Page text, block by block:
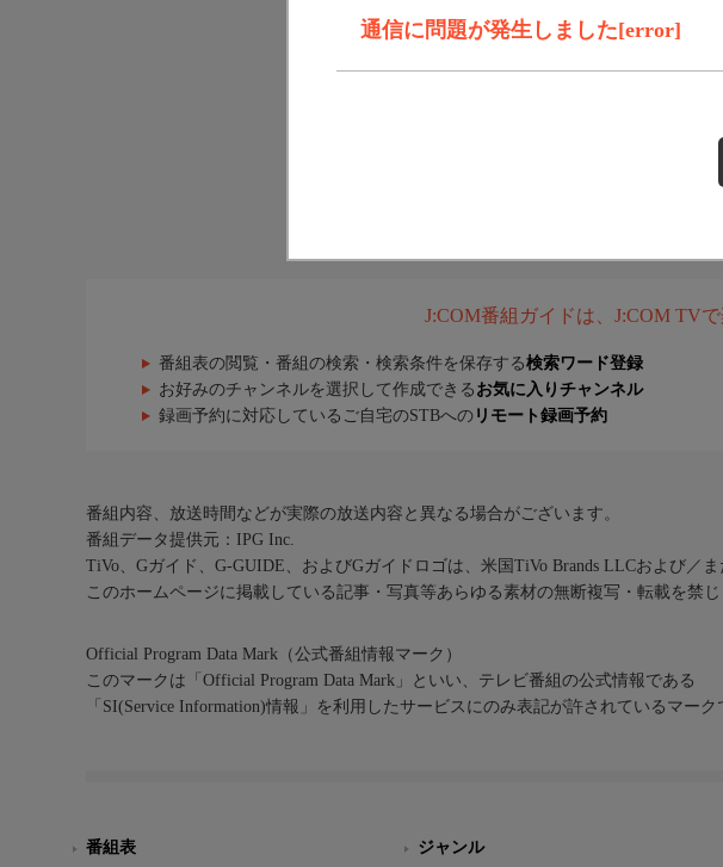
通信に問題が発生しました[error]
J:COM番組ガイドは、J:COM TV
番組表の閲覧・番組の検索・検索条件を保存する検索ワード登録
お好みのチャンネルを選択して作成できる お気に入りチャンネル
録画予約に対応しているご自宅のSTBへの リモート録画予約
番組内容、放送時間などが実際の放送内容と異なる場合がございます。
番組データ提供元：IPG Inc.
TiVo、Gガイド、G-GUIDE、およびGガイドロゴは、米国TiVo Brands LLCおよび／
このホームページに掲載している記事・写真等あらゆる素材の無断複写・転載を禁じ
Official Program Data Mark（公式番組情報マーク）
このマークは「Official Program Data Mark」といい、テレビ番組の公式情報である
「SI(Service Information)情報」を利用したサービスにのみ表記が許されているマーク
番組表
ジャンル